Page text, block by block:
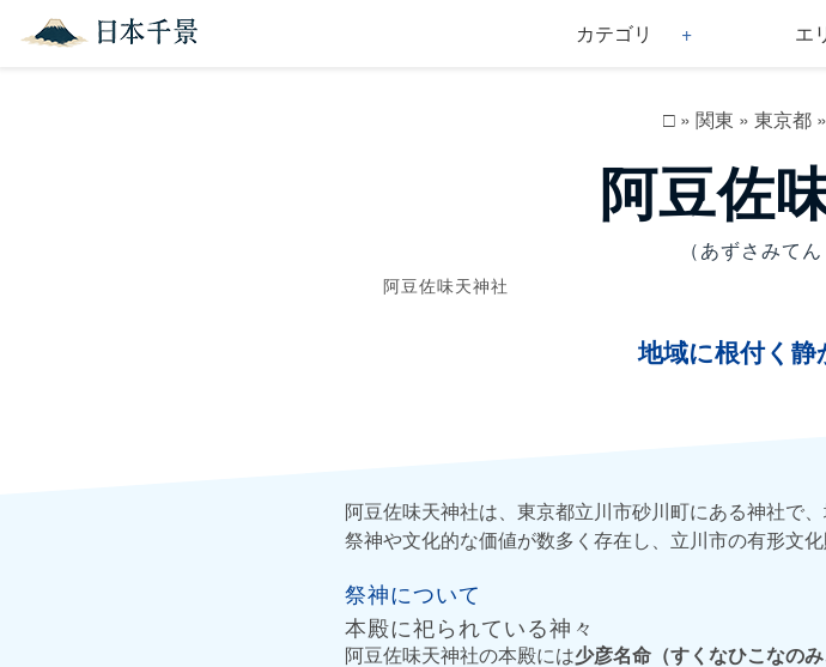
カテゴリ エ
□» 関東 » 東京都»
阿豆佐
（あずさみて
阿豆佐味天神社
地域に根付く静
阿豆佐味天神社は、東京都立川市砂川町にある神社で
祭神や文化的な価値が数多く存在し、立川市の有形文化
祭神について
本殿に祀られている神々
阿豆佐味天神社の本殿には少彦名命（すくなひこなのみ